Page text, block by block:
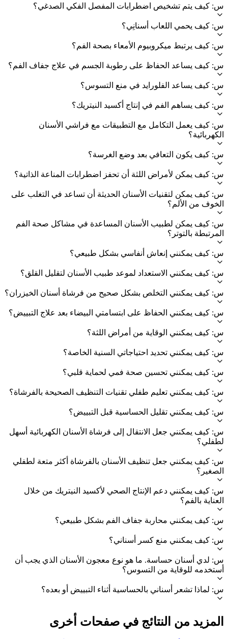
س: كيف يتم تشخيص اضطرابات المفصل الفكي الصدغي؟
س: كيف يحمي اللعاب أسنانِي؟
س: كيف يرتبط ميكروبيوم الأمعاء بصحة الفم؟
س: كيف يساعد الحفاظ على رطوبة الجسم في علاج جفاف الفم؟
س: كيف يساعد الفلورايد في منع التسوس؟
س: كيف يساهم الفم في إنتاج أكسيد النيتريك؟
س: كيف يعمل التكامل مع التطبيقات مع فراشي الأسنان
الكهربائية؟
س: كيف يكون التعافي بعد وضع الغرسة؟
س: كيف يمكن لأمراض اللثة أن تحفز اضطرابات المناعة الذاتية؟
س: كيف يمكن لتقنيات الأسنان الحديثة أن تساعد في التغلب على
الخوف من الألم؟
س: كيف يمكن لطبيب الأسنان المساعدة في مشاكل صحة الفم
المرتبطة بالتوتر؟
س: كيف يمكنني إنعاش أنفاسي بشكل طبيعي؟
س: كيف يمكنني الاستعداد لموعد طبيب الأسنان لتقليل القلق؟
س: كيف يمكنني التخلص بشكل صحيح من فرشاة أسنان الخيزران؟
س: كيف يمكنني الحفاظ على ابتسامتي البيضاء بعد علاج التبييض؟
س: كيف يمكنني الوقاية من أمراض اللثة؟
س: كيف يمكنني تحديد احتياجاتي السنية الخاصة؟
س: كيف يمكنني تحسين صحة فمي لحماية قلبي؟
س: كيف يمكنني تعليم طفلي تقنيات التنظيف الصحيحة بالفرشاة؟
س: كيف يمكنني تقليل الحساسية قبل التبييض؟
س: كيف يمكنني جعل الانتقال إلى فرشاة الأسنان الكهربائية أسهل
لطفلي؟
س: كيف يمكنني جعل تنظيف الأسنان بالفرشاة أكثر متعة لطفلي
الصغير؟
س: كيف يمكنني دعم الإنتاج الصحي لأكسيد النيتريك من خلال
العناية بالفم؟
س: كيف يمكنني محاربة جفاف الفم بشكل طبيعي؟
س: كيف يمكنني منع كسر أسناني؟
س: لدي أسنان حساسة. ما هو نوع معجون الأسنان الذي يجب أن
أستخدمه للوقاية من التسوس؟
س: لماذا تشعر أسناني بالحساسية أثناء التبييض أو بعده؟
المزيد من النتائج في صفحات أخرى